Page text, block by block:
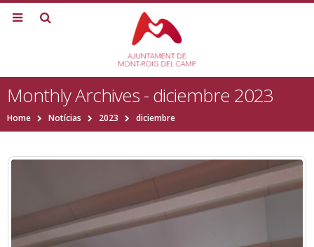
Monthly Archives - diciembre 2023
Home Notícias 2023 diciembre